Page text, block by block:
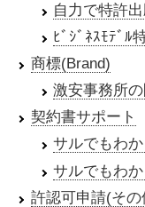
自力で特許
ﾋﾞｼﾞﾈｽﾓﾃﾞﾙ
商標(Brand)
激安事務所
契約書サポート
サルでもわか
サルでもわ
許認可申請(そ